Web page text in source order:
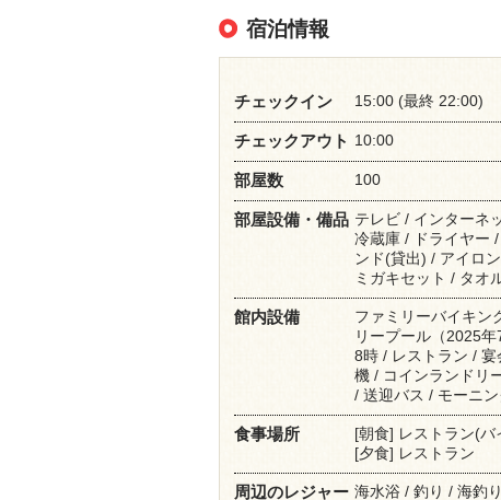
宿泊情報
チェックイン 15:00 (最終 22:00)
チェックアウト 10:00
部屋数 100
部屋設備・備品 テレビ / インターネ
冷蔵庫 / ドライヤー
ンド(貸出) / アイロ
ミガキセット / タオ
館内設備
ファミリーバイキン
リープール（2025
8時 / レストラン /
機 / コインランドリ
/ 送迎バス / モーニ
食事場所
[朝食] レストラン(バ
[夕食] レストラン
周辺のレジャー 海水浴 / 釣り / 海釣